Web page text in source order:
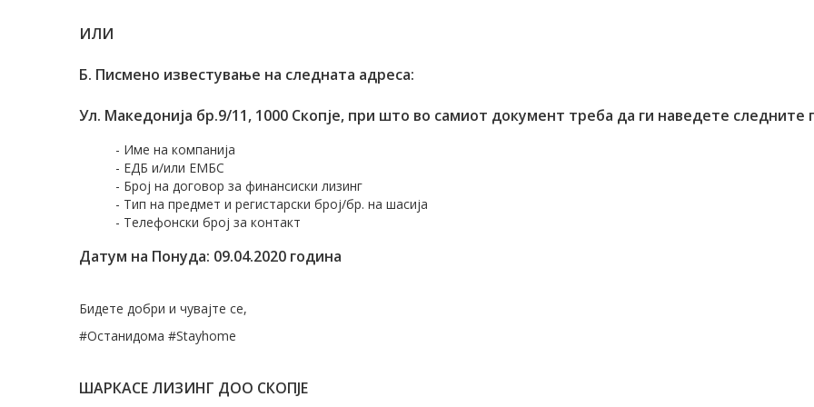
ИЛИ
Б. Писмено известување на следната адреса:
Ул. Македонија бр.9/11, 1000 Скопје, при што во самиот документ треба да ги наведете следните
- Име на компанија
- ЕДБ и/или ЕМБС
- Број на договор за финансиски лизинг
- Тип на предмет и регистарски број/бр. на шасија
- Телефонски број за контакт
Датум на Понуда: 09.04.2020 година
Бидете добри и чувајте се,
#Останидома #Stayhome
ШАРКАСЕ ЛИЗИНГ ДОО СКОПЈЕ